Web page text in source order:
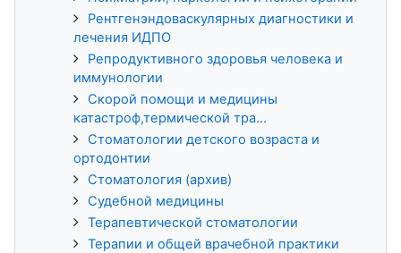
Рентгенэндоваскулярных диагностики и
лечения ИДПО
Репродуктивного здоровья человека и
иммунологии
Скорой помощи и медицины
катастроф,термической тра...
Стоматологии детского возраста и
ортодонтии
Стоматология (архив)
Судебной медицины
Терапевтической стоматологии
Терапии и общей врачебной практики